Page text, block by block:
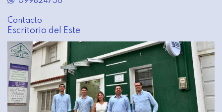
Contacto
Escritorio del Este